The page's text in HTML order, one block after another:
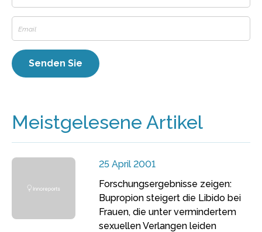
Meistgelesene Artikel
25 April 2001
Forschungsergebnisse zeigen:
Bupropion steigert die Libido bei
Frauen, die unter vermindertem
sexuellen Verlangen leiden